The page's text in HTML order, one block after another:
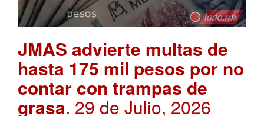
JMAS advierte multas de
hasta 175 mil pesos por no
contar con trampas de
grasa. 29 de Julio, 2026